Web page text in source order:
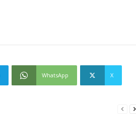
WhatsApp X